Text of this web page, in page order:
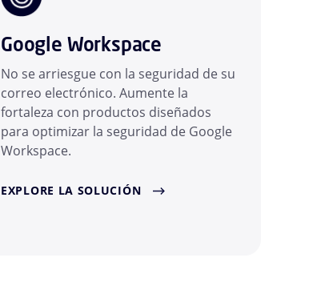
Google Workspace
No se arriesgue con la seguridad de su
correo electrónico. Aumente la
fortaleza con productos diseñados
para optimizar la seguridad de Google
Workspace.
EXPLORE LA SOLUCIÓN